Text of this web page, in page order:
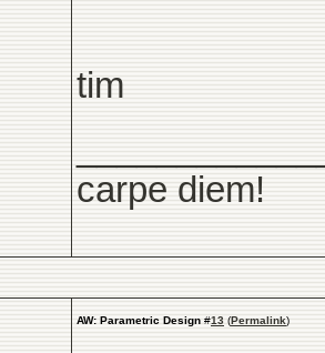
tim
carpe diem!
AW: Parametric Design #13 (Permalink)